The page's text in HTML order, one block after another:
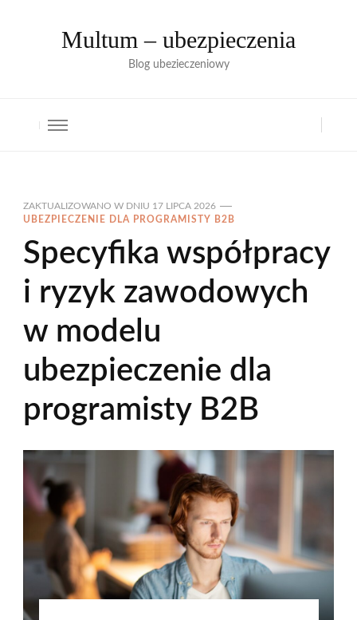
Multum – ubezpieczenia
Blog ubezieczeniowy
ZAKTUALIZOWANO W DNIU 17 LIPCA 2026
UBEZPIECZENIE DLA PROGRAMISTY B2B
Specyfika współpracy
i ryzyk zawodowych
w modelu
ubezpieczenie dla
programisty B2B